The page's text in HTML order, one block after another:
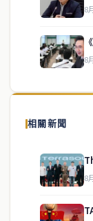
8
8
相關新聞
8
關於我們
泰國中文新聞（
供即時、客觀、多